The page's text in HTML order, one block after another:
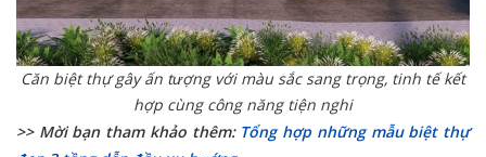
Căn biệt thự gây ấn tượng với màu sắc sang trọng, tinh tế kết
hợp cùng công năng tiện nghi
>> Mời bạn tham khảo thêm: Tổng hợp những mẫu biệt thự